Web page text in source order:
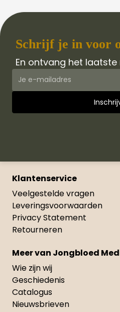
Schrijf je in voor
En ontvang het
Klantenservice
Veelgestelde vragen
Leveringsvoorwaarden
Privacy Statement
Retourneren
Meer van Jongbloed
Wie zijn wij
Geschiedenis
Catalogus
Nieuwsbrieven